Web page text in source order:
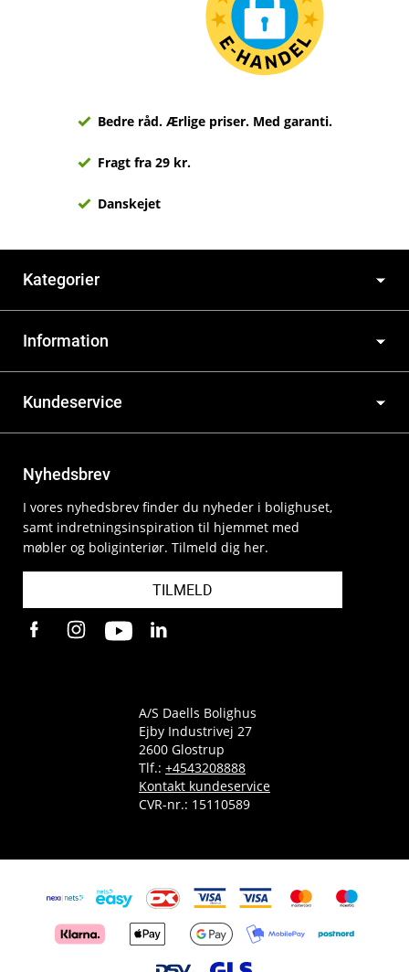
Bedre råd. Ærlige priser. Med garanti.
Fragt fra 29 kr.
Danskejet
Kategorier
Information
Kundeservice
Nyhedsbrev
I vores nyhedsbrev finder du nyheder i bolighuset,
samt indretningsinspiration til hjemmet med
møbler og boliginteriør. Tilmeld dig her.
TILMELD
A/S Daells Bolighus
Ejby Industrivej 27
2600 Glostrup
Tlf.: +4543208888
Kontakt kundeservice
CVR-nr.: 15110589